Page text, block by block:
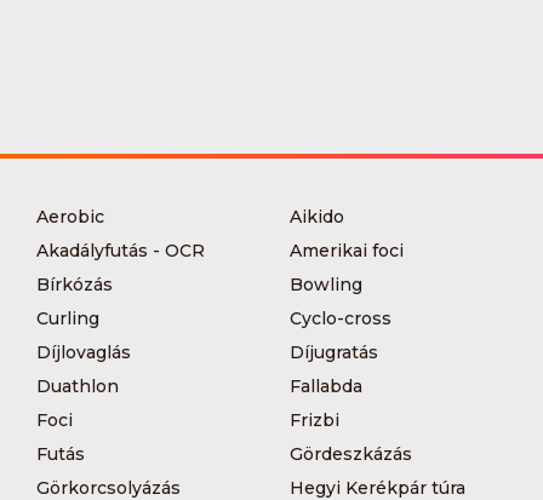
Aerobic
Aikido
Akadályfutás - OCR
Amerikai foci
Bírkózás
Bowling
Curling
Cyclo-cross
Díjlovaglás
Díjugratás
Duathlon
Fallabda
Foci
Frizbi
Futás
Gördeszkázás
Görkorcsolyázás
Hegyi Kerékpár túra